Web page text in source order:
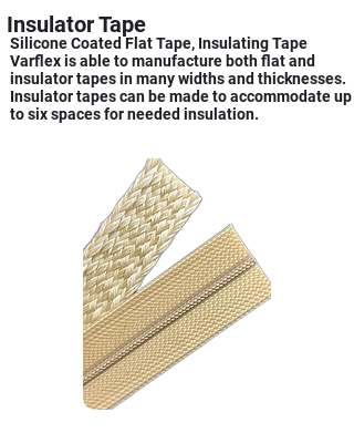
Silicone Coated Flat Tape, Insulating Tape
Varflex is able to manufacture both flat and
insulator tapes in many widths and thicknesses.
Insulator tapes can be made to accommodate up
to six spaces for needed insulation.
Insulator Tape